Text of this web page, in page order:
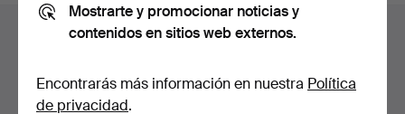
Navegación
pie
Ayuda y contacto
Todas las casas de subastas
Mostrarte y promocionar noticias y
contenidos en sitios web externos.
Encontrarás más información en nuestra Política
de privacidad.